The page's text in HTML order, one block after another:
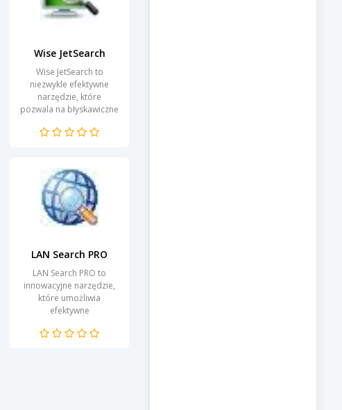
Wise JetSearch
Wise JetSearch to
niezwykle efektywne
narzędzie, które
pozwala na błyskawiczne
zawartości dysków
LAN Search PRO
LAN Search PRO to
innowacyjne narzędzie,
które umożliwia
efektywne
lokalnych. Dzięki jego